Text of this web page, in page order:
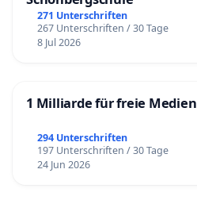
271 Unterschriften
267 Unterschriften / 30 Tage
8 Jul 2026
1 Milliarde für freie Medien
294 Unterschriften
197 Unterschriften / 30 Tage
24 Jun 2026